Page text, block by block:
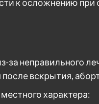
неправильного
вскрытия,
характера: